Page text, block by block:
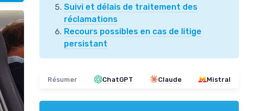
Suivi et délais de traitement des
réclamations
Recours possibles en cas de litige
persistant
Résumer ChatGPT Claude Mistral